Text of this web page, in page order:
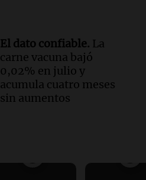
El dato confiable. La
carne vacuna bajó
0,02% en julio y
acumula cuatro meses
sin aumentos